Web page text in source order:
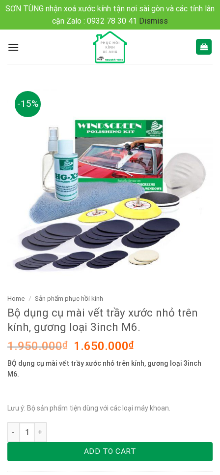
SƠN TÙNG nhận xoá xước kính tận nơi sài gòn và các tỉnh lân
cận Zalo : 0932 78 30 41 Dismiss
qua
-15%
Home / Sản phẩm phục hồi kính
Bộ dụng cụ mài vết trầy xước nhỏ trên
kính, gương loại 3inch M6.
1.950.000₫
Original
price
was:
1.650.000₫Current
price
is:
BỘ dụng cụ mài vết trầy xước nhỏ trên kính, gương loại 3inch
M6.
Lưu ý: Bộ sản phẩm tiện dùng với các loại máy khoan.
Bộ dụng cụ mài vết trầy xước nhỏ trên kính, gương loại 3inch
ADD TO CART